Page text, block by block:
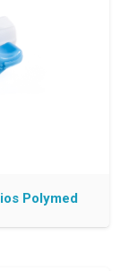
Polymed